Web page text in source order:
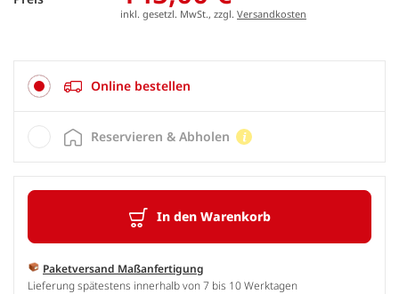
inkl. gesetzl. MwSt., zzgl. Versandkosten
Online bestellen
In den Warenkorb
Paketversand Maßanfertigung
Lieferung spätestens innerhalb von 7 bis 10 Werktagen
Reservieren & Abholen